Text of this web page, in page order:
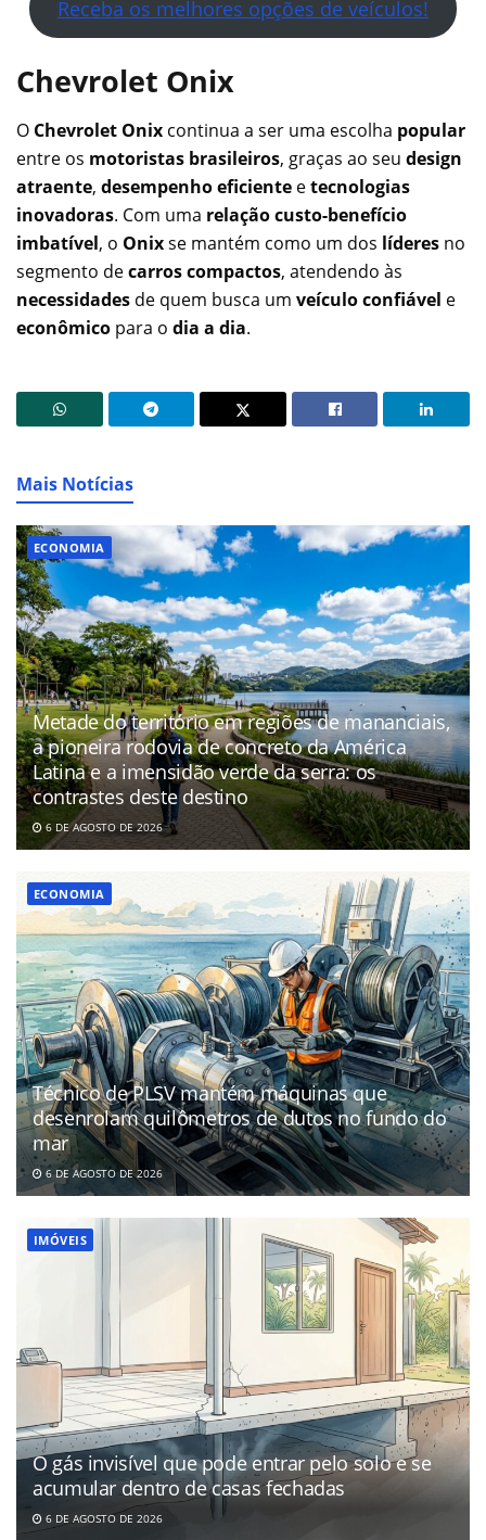
Receba os melhores opções de veículos!
Chevrolet Onix
O Chevrolet Onix continua a ser uma escolha popular
entre os motoristas brasileiros, graças ao seu design
atraente, desempenho eficiente etecnologias
inovadoras. Com uma relação custo-benefício
imbatível, o Onixse mantém como um dos líderes no
segmento decarros compactos, atendendo às
necessidades de quem busca um veículo confiável e
econômico para o dia a dia.
Mais Notícias
ECONOMIA
Metade do território em regiões de mananciais,
a pioneira rodovia de concreto da América
Latina e a imensidão verde da serra: os
contrastes deste destino
6 DE AGOSTO DE 2026
ECONOMIA
Técnico de PLSV mantém máquinas que
desenrolam quilômetros de dutos no fundo do
mar
6 DE AGOSTO DE 2026
IMÓVEIS
O gás invisível que pode entrar pelo solo e se
acumular dentro de casas fechadas
6 DE AGOSTO DE 2026